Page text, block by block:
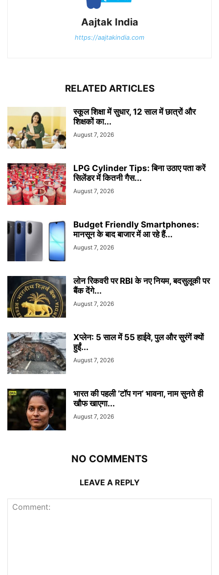
Aajtak India
https://aajtakindia.com
RELATED ARTICLES
स्कूल शिक्षा में सुधार, 12 साल में छात्रों और
शिक्षकों का...
August 7, 2026
LPG Cylinder Tips: बिना उठाए पता करें
सिलेंडर में कितनी गैस...
August 7, 2026
Budget Friendly Smartphones:
मानसून के बाद बाजार में आ रहे हैं...
August 7, 2026
लोन रिकवरी पर RBI के नए नियम, बदसुलूकी पर
बैंक देंगे...
August 7, 2026
Xप्लेन: 5 साल में 55 हाईवे, पुल और सुरंगें क्यों
हुईं...
August 7, 2026
भारत की पहली ‘टॉप गन’ भावना, नाम सुनते ही
खौफ खाएगा...
August 7, 2026
NO COMMENTS
LEAVE A REPLY